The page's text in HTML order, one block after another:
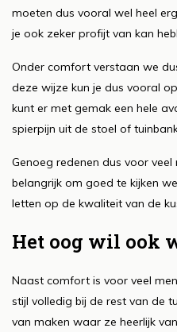
moeten dus vooral wel heel
je ook zeker profijt van kan
Onder comfort verstaan we
deze wijze kun je dus vooral
kunt er met gemak een hele
spierpijn uit de stoel of
Genoeg redenen dus voor
belangrijk om goed te kijken
letten op de kwaliteit van de
Het oog wil ook
Naast comfort is voor veel
stijl volledig bij de rest van de
van maken waar ze heerlijk